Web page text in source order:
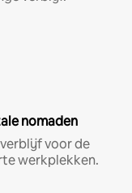
nomaden
voor de
werkplekken.